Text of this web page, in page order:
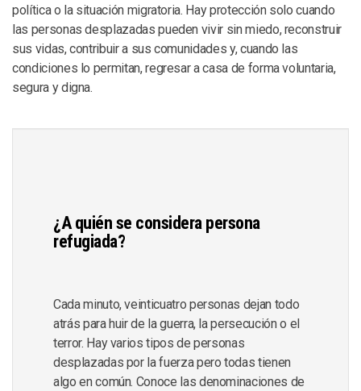
política o la situación migratoria. Hay protección solo cuando
las personas desplazadas pueden vivir sin miedo, reconstruir
sus vidas, contribuir a sus comunidades y, cuando las
condiciones lo permitan, regresar a casa de forma voluntaria,
segura y digna.
¿A quién se considera persona
refugiada?
Cada minuto, veinticuatro personas dejan todo
atrás para huir de la guerra, la persecución o el
terror. Hay varios tipos de personas
desplazadas por la fuerza pero todas tienen
algo en común. Conoce las denominaciones de